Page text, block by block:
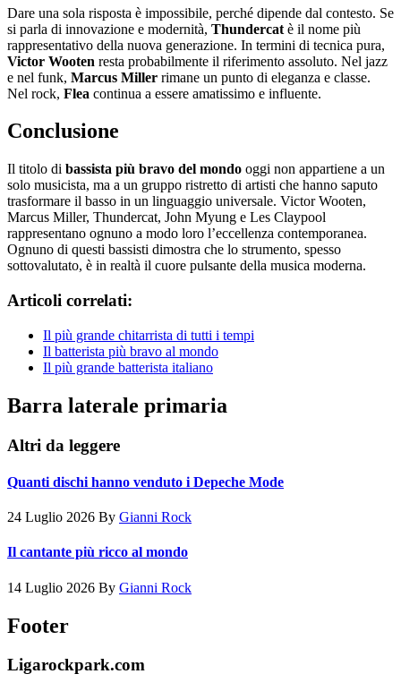
Dare una sola risposta è impossibile, perché dipende dal contesto. Se
si parla di innovazione e modernità, Thundercat è il nome più
rappresentativo della nuova generazione. In termini di tecnica pura,
Victor Wooten resta probabilmente il riferimento assoluto. Nel jazz
e nel funk, Marcus Miller rimane un punto di eleganza e classe.
Nel rock, Flea continua a essere amatissimo e influente.
Conclusione
Il titolo di bassista più bravo del mondo oggi non appartiene a un
solo musicista, ma a un gruppo ristretto di artisti che hanno saputo
trasformare il basso in un linguaggio universale. Victor Wooten,
Marcus Miller, Thundercat, John Myung e Les Claypool
rappresentano ognuno a modo loro l’eccellenza contemporanea.
Ognuno di questi bassisti dimostra che lo strumento, spesso
sottovalutato, è in realtà il cuore pulsante della musica moderna.
Articoli correlati:
Il più grande chitarrista di tutti i tempi
Il batterista più bravo al mondo
Il più grande batterista italiano
Barra laterale primaria
Altri da leggere
Quanti dischi hanno venduto i Depeche Mode
24 Luglio 2026 By Gianni Rock
Il cantante più ricco al mondo
14 Luglio 2026 By Gianni Rock
Footer
Ligarockpark.com